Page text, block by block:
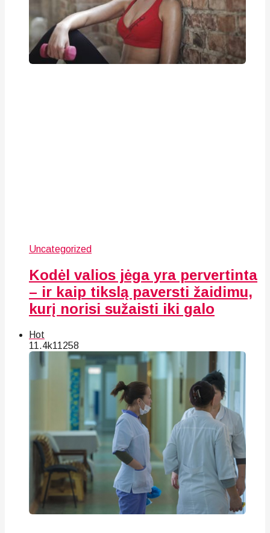
Uncategorized
Kodėl valios jėga yra pervertinta
– ir kaip tikslą paversti žaidimu,
kurį norisi sužaisti iki galo
Hot
11.4k11258